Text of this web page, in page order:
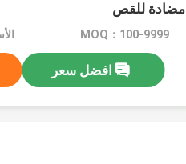
مضادة للقص
MOQ：100-9999
افضل سعر